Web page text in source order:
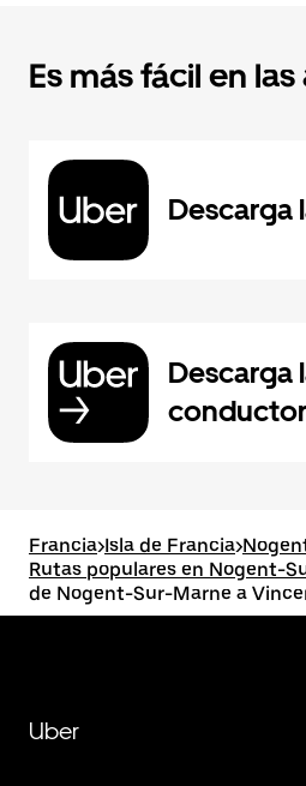
Es más fácil en
Descarga
Descarga
conductor
Francia>Isla de Francia>
Rutas populares en Nogent-
de Nogent-Sur-Marne a
Uber